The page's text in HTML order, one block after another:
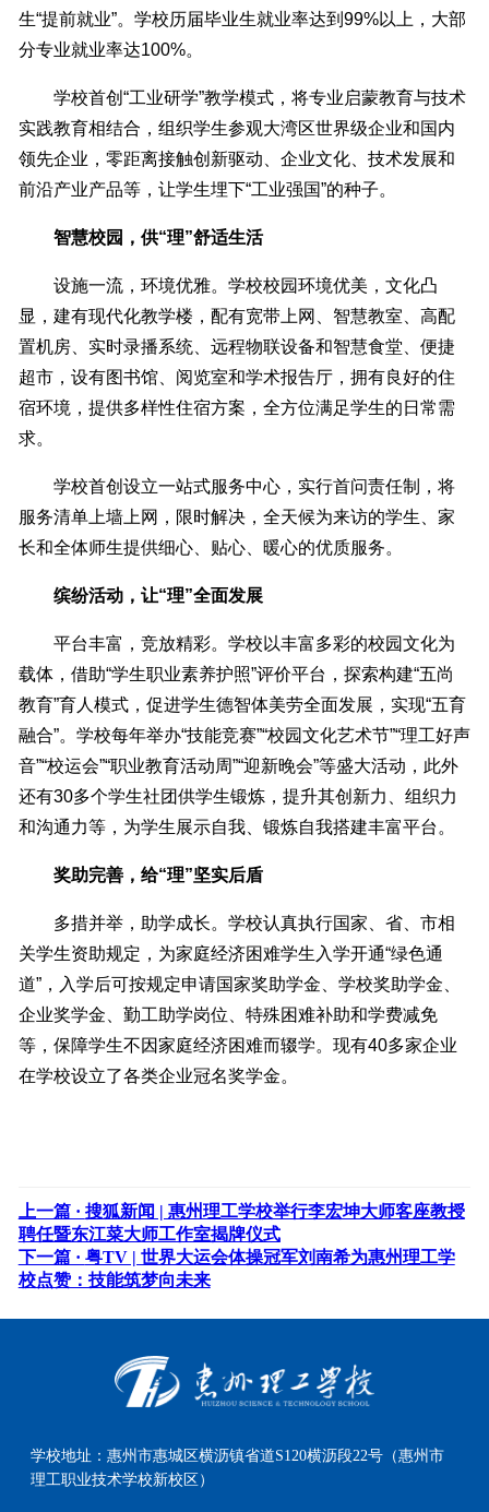
生“提前就业”。学校历届毕业生就业率达到99%以上，大部
分专业就业率达100%。
学校首创“工业研学”教学模式，将专业启蒙教育与技术
实践教育相结合，组织学生参观大湾区世界级企业和国内
领先企业，零距离接触创新驱动、企业文化、技术发展和
前沿产业产品等，让学生埋下“工业强国”的种子。
智慧校园，供“理”舒适生活
设施一流，环境优雅。学校校园环境优美，文化凸
显，建有现代化教学楼，配有宽带上网、智慧教室、高配
置机房、实时录播系统、远程物联设备和智慧食堂、便捷
超市，设有图书馆、阅览室和学术报告厅，拥有良好的住
宿环境，提供多样性住宿方案，全方位满足学生的日常需
求。
学校首创设立一站式服务中心，实行首问责任制，将
服务清单上墙上网，限时解决，全天候为来访的学生、家
长和全体师生提供细心、贴心、暖心的优质服务。
缤纷活动，让“理”全面发展
平台丰富，竞放精彩。学校以丰富多彩的校园文化为
载体，借助“学生职业素养护照”评价平台，探索构建“五尚
教育”育人模式，促进学生德智体美劳全面发展，实现“五育
融合”。学校每年举办“技能竞赛”“校园文化艺术节”“理工好声
音”“校运会”“职业教育活动周”“迎新晚会”等盛大活动，此外
还有30多个学生社团供学生锻炼，提升其创新力、组织力
和沟通力等，为学生展示自我、锻炼自我搭建丰富平台。
奖助完善，给“理”坚实后盾
多措并举，助学成长。学校认真执行国家、省、市相
关学生资助规定，为家庭经济困难学生入学开通“绿色通
道”，入学后可按规定申请国家奖助学金、学校奖助学金、
企业奖学金、勤工助学岗位、特殊困难补助和学费减免
等，保障学生不因家庭经济困难而辍学。现有40多家企业
在学校设立了各类企业冠名奖学金。
上一篇 · 搜狐新闻 | 惠州理工学校举行李宏坤大师客座教授
聘任暨东江菜大师工作室揭牌仪式
下一篇 · 粤TV | 世界大运会体操冠军刘南希为惠州理工学
校点赞：技能筑梦向未来
学校地址：惠州市惠城区横沥镇省道S120横沥段22号（惠州市
理工职业技术学校新校区）